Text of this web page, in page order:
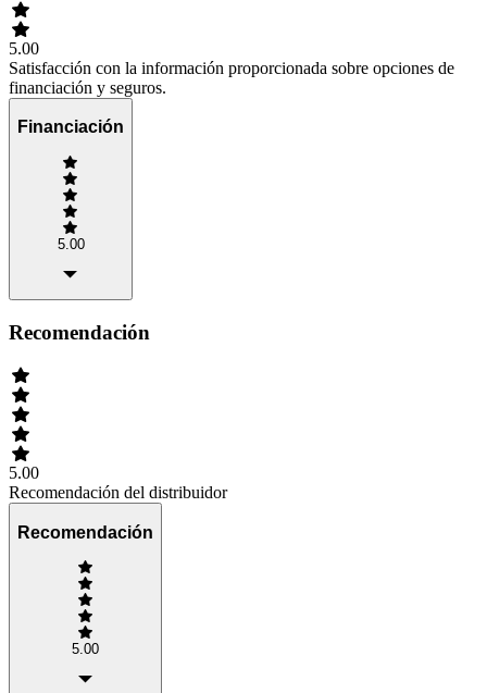
5.00
Satisfacción con la información proporcionada sobre opciones de
financiación y seguros.
Financiación
5.00
Recomendación
5.00
Recomendación del distribuidor
Recomendación
5.00